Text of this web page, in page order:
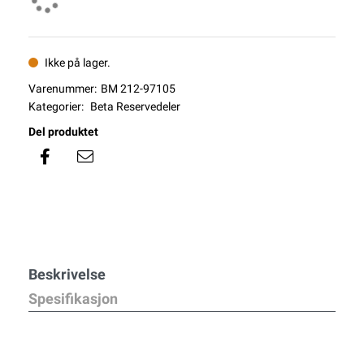
Ikke på lager.
Varenummer: BM 212-97105
Kategorier: Beta Reservedeler
Del produktet
Beskrivelse
Spesifikasjon